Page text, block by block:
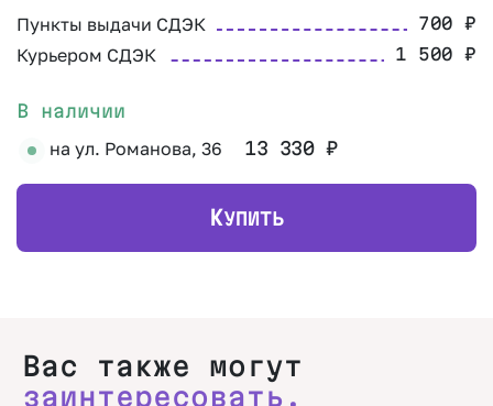
Пункты выдачи СДЭК 700₽
Курьером СДЭК 1 500₽
В наличии
на ул. Романова, 36 13 330₽
КУПИТЬ
Вас также могут
заинтересовать.